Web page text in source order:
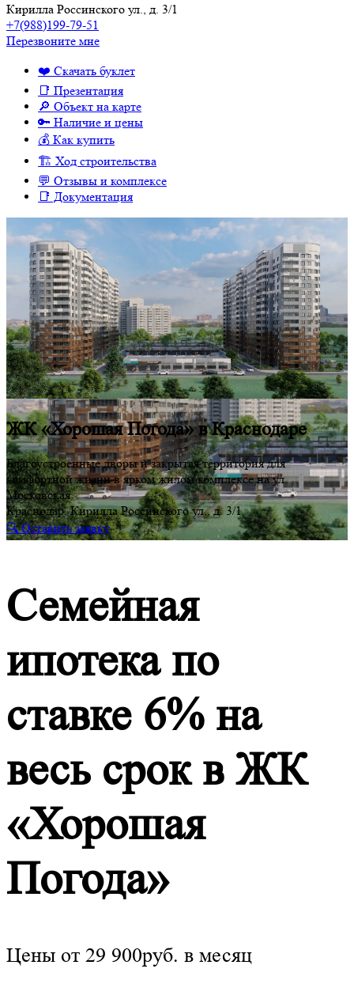
Кирилла Россинского ул., д. 3/1
+7(988)199-79-51
Перезвоните мне
❤️ Скачать буклет
📑 Презентация
🔎 Объект на карте
🔑 Наличие и цены
💰 Как купить
🏗 Ход строительства
💬 Отзывы и комплексе
📑 Документация
ЖК «Хорошая Погода» в Краснодаре
Благоустроенные дворы и закрытая территория для
комфортной жизни в ярком жилом комплексе на ул.
Московская
Краснодар, Кирилла Россинского ул., д. 3/1
🔍 Оставить заявку
Семейная
ипотека по
ставке 6% на
весь срок в ЖК
«Хорошая
Погода»
Цены от 29 900руб. в месяц